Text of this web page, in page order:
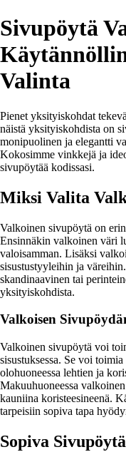
Sivupöytä
Valinta
Pienet yksityiskohdat
näistä yksityiskohdista on
monipuolinen ja elegantti
Kokosimme vinkkejä ja
sivupöytää kodissasi.
Miksi Valita
Valkoinen sivupöytä on
Ensinnäkin valkoinen väri
valoisamman. Lisäksi
sisustustyyleihin ja
skandinaavinen tai
yksityiskohdista.
Valkoisen
Valkoinen sivupöytä voi
sisustuksessa. Se voi
olohuoneessa lehtien ja
Makuuhuoneessa
kauniina koristeesineenä.
tarpeisiin sopiva tapa
Sopiva